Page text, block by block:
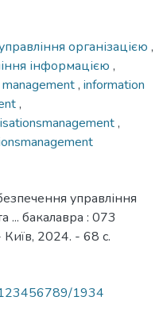
організацією ,
інформацією ,
, information
,
,
управління
... бакалавра : 073
2024. - 68 с.
123456789/1934